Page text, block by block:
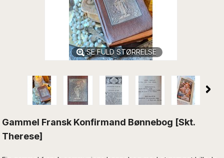
SE FULD STØRRELSE
Gammel Fransk Konfirmand Bønnebog [Skt.
Therese]